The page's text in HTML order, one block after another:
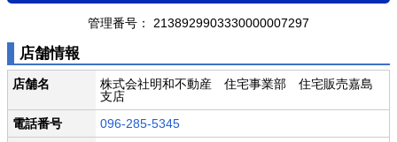
管理番号： 2138929903330000007297
店舗情報
店舗名
株式会社明和不動産 住宅事業部 住宅販売嘉島
支店
電話番号
096-285-5345